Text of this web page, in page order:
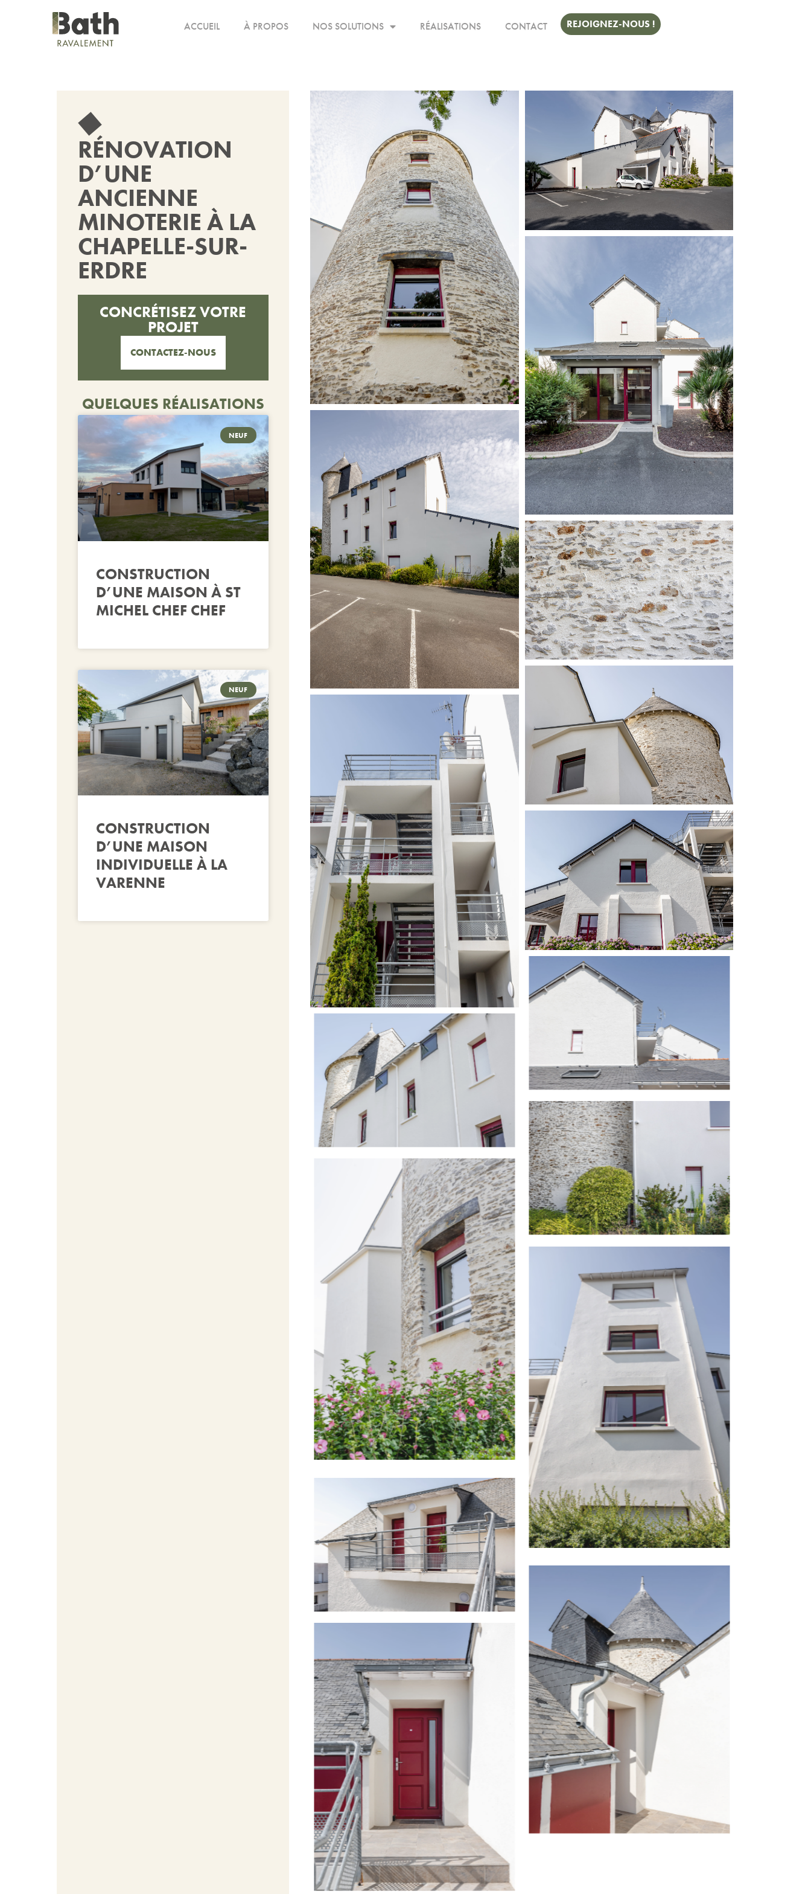
ACCUEIL À PROPOS NOS SOLUTIONS RÉALISATIONS CONTACT REJOIGNEZ-NOUS !
RÉNOVATION
D’UNE
ANCIENNE
MINOTERIE À LA
CHAPELLE-SUR-
ERDRE
CONCRÉTISEZ VOTRE
PROJET
CONTACTEZ-NOUS
QUELQUES RÉALISATIONS
NEUF
CONSTRUCTION
D’UNE MAISON À ST
MICHEL CHEF CHEF
NEUF
CONSTRUCTION
D’UNE MAISON
INDIVIDUELLE À LA
VARENNE